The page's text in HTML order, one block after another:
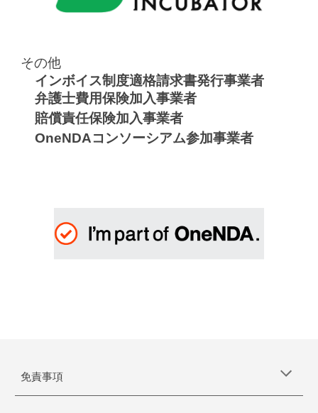
その他
インボイス制度適格請求書発行事業者
弁護士費用保険加入事業者
賠償責任保険加入事業者
OneNDAコンソーシアム参加事業者
免責事項